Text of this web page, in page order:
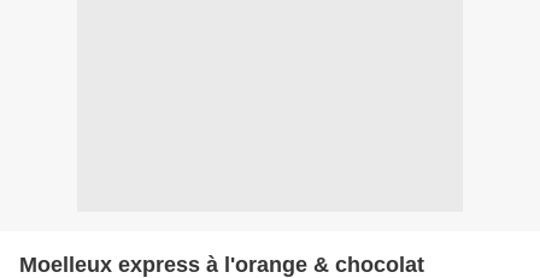
Moelleux express à l'orange & chocolat